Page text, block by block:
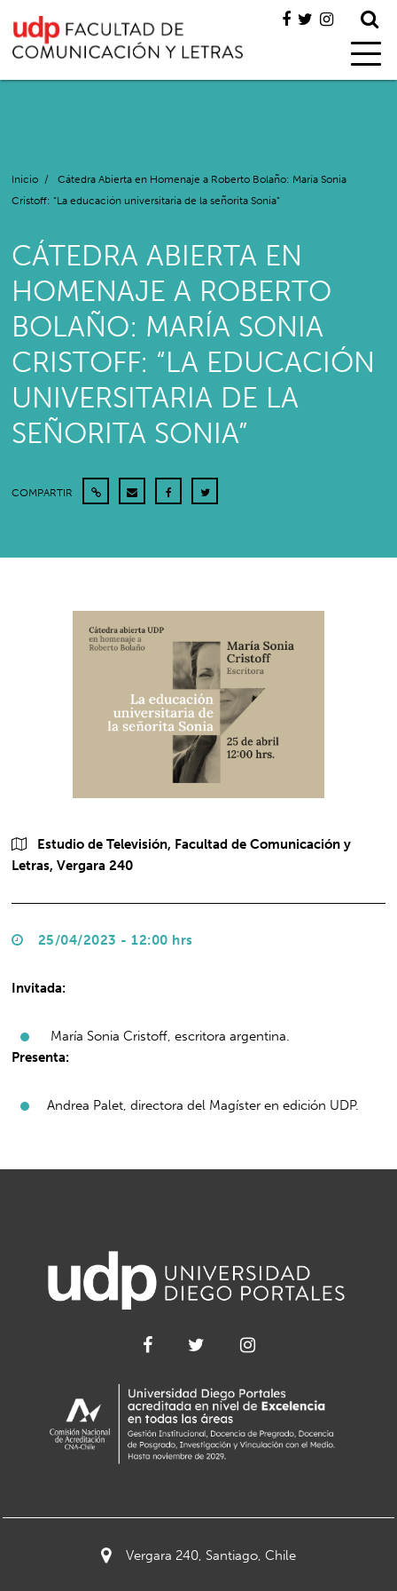
Inicio /
Cátedra Abierta en Homenaje a Roberto Bolaño: María Sonia
Cristoff: “La educación universitaria de la señorita Sonia”
CÁTEDRA ABIERTA EN
HOMENAJE A ROBERTO
BOLAÑO: MARÍA SONIA
CRISTOFF: “LA EDUCACIÓN
UNIVERSITARIA DE LA
SEÑORITA SONIA”
COMPARTIR
Estudio de Televisión, Facultad de Comunicación y
Letras, Vergara 240
25/04/2023 - 12:00 hrs
Invitada:
María Sonia Cristoff, escritora argentina.
Presenta:
Andrea Palet, directora del Magíster en edición UDP.
Vergara 240, Santiago, Chile